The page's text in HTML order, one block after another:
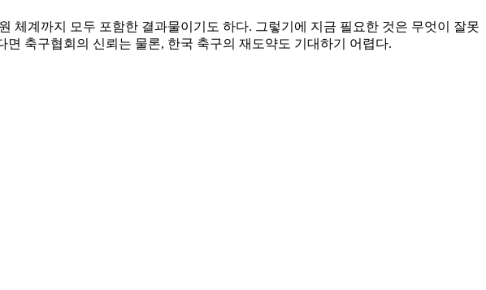
체계까지 모두 포함한 결과물이기도 하다. 그렇기에 지금 필요한 것은 무엇이 잘못
축구협회의 신뢰는 물론, 한국 축구의 재도약도 기대하기 어렵다.